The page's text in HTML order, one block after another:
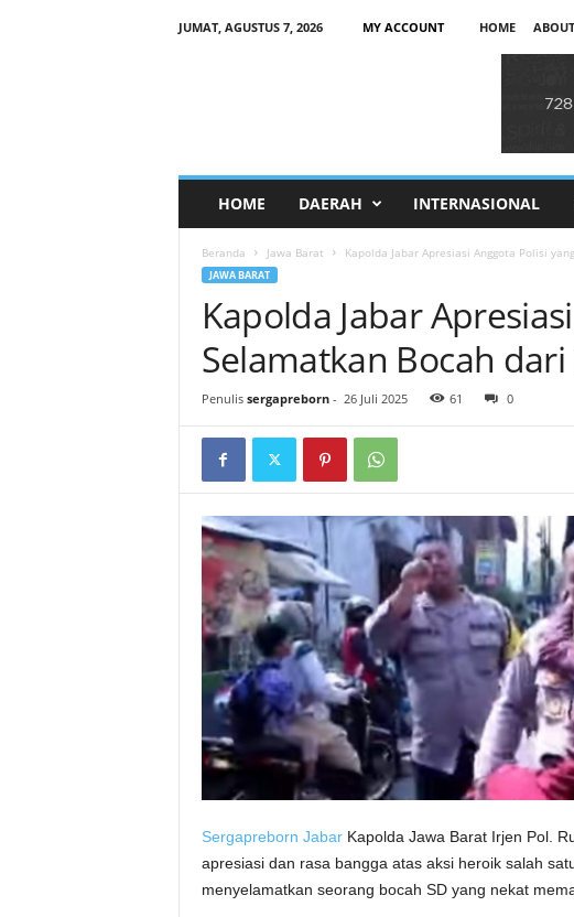
JUMAT, AGUSTUS 7, 2026 MY ACCOUNT HOME ABOUT
HOME DAERAH INTERNASIONAL
Beranda Jawa Barat Kapolda Jabar Apresiasi Anggota Polisi
JAWA BARAT
Kapolda Jabar
Selamatkan Bocah
Penulis sergapreborn- 26 Juli 2025 61 0
Sergapreborn JabarKapolda Jawa Barat Irjen Pol.
apresiasi dan rasa bangga atas aksi heroik salah
menyelamatkan seorang bocah SD yang nekat